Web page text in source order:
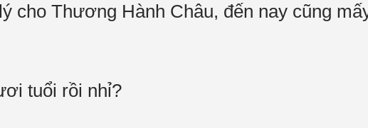
cho Thương Hành Châu, đến nay cũng
tuổi rồi nhỉ?